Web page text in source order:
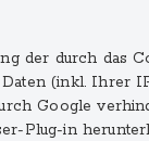
der durch das
(inkl. Ihrer
Google
Plug-in